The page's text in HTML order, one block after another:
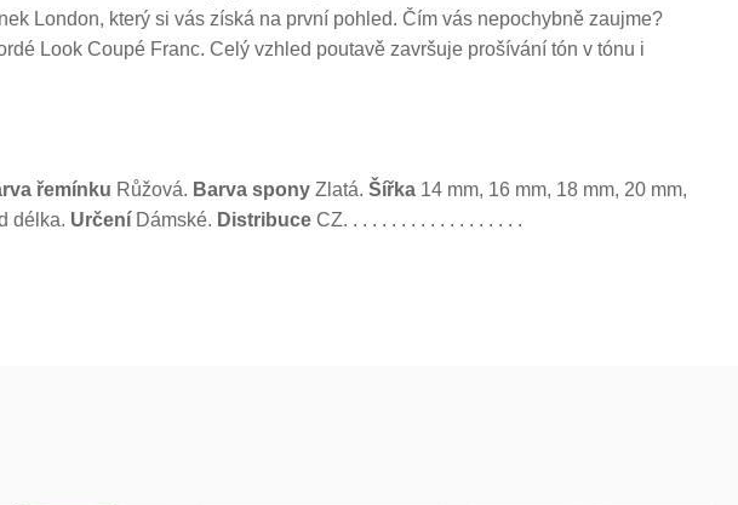
London, který si vás získá na první pohled. Čím vás nepochybně zaujme?
Look Coupé Franc. Celý vzhled poutavě završuje prošívání tón v tónu i
řemínku Růžová. Barva spony Zlatá. Šířka 14 mm, 16 mm, 18 mm, 20 mm,
délka. Určení Dámské. Distribuce CZ. . . . . . . . . . . . . . . . . . .